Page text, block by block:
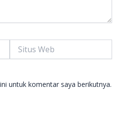
Web
untuk komentar saya berikutnya.